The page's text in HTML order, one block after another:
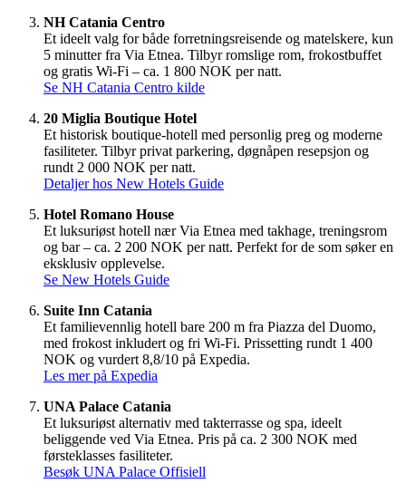
NH Catania Centro
Et ideelt valg for både forretningsreisende og matelskere, kun
5 minutter fra Via Etnea. Tilbyr romslige rom, frokostbuffet
og gratis Wi-Fi – ca. 1 800 NOK per natt.
Se NH Catania Centro kilde
20 Miglia Boutique Hotel
Et historisk boutique-hotell med personlig preg og moderne
fasiliteter. Tilbyr privat parkering, døgnåpen resepsjon og
rundt 2 000 NOK per natt.
Detaljer hos New Hotels Guide
Hotel Romano House
Et luksuriøst hotell nær Via Etnea med takhage, treningsrom
og bar – ca. 2 200 NOK per natt. Perfekt for de som søker en
eksklusiv opplevelse.
Se New Hotels Guide
Suite Inn Catania
Et familievennlig hotell bare 200 m fra Piazza del Duomo,
med frokost inkludert og fri Wi-Fi. Prissetting rundt 1 400
NOK og vurdert 8,8/10 på Expedia.
Les mer på Expedia
UNA Palace Catania
Et luksuriøst alternativ med takterrasse og spa, ideelt
beliggende ved Via Etnea. Pris på ca. 2 300 NOK med
førsteklasses fasiliteter.
Besøk UNA Palace Offisiell